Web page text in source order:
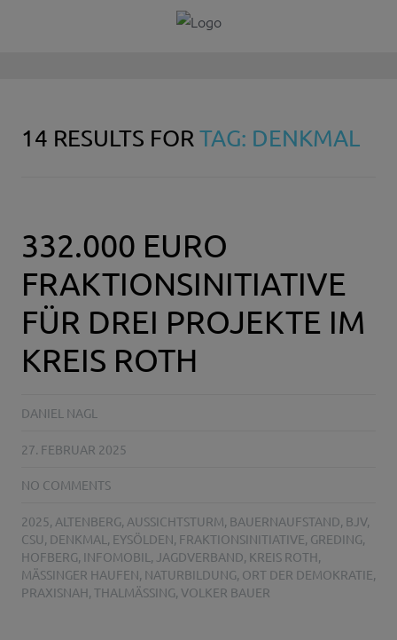
14 RESULTS FORTAG: DENKMAL
332.000 EURO
FRAKTIONSINITIATIVE
FÜR DREI PROJEKTE IM
KREIS ROTH
DANIEL NAGL
27. FEBRUAR 2025
NO COMMENTS
2025, ALTENBERG, AUSSICHTSTURM, BAUERNAUFSTAND, BJV,
CSU, DENKMAL , EYSÖLDEN, FRAKTIONSINITIATIVE, GREDING,
HOFBERG, INFOMOBIL , JAGDVERBAND, KREIS ROTH,
MÄSSINGER HAUFEN, NATURBILDUNG, ORT DER DEMOKRATIE,
PRAXISNAH, THALMÄSSING, VOLKER BAUER